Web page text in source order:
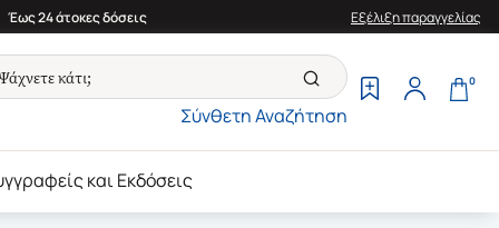
Έως 24 άτοκες δόσεις Εξέλιξη παραγγελίας
Σύνθετη Αναζήτηση
0
και Εκδόσεις